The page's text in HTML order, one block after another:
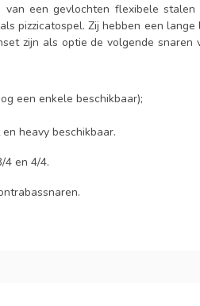
van een gevlochten flexibele
pizzicatospel. Zij hebben een
zijn als optie de volgende snaren
een enkele beschikbaar);
heavy beschikbaar.
4 en 4/4.